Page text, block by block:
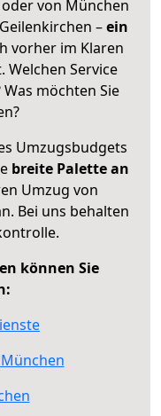
von München
–ein
vorher im Klaren
Welchen Service
möchten Sie
Umzugsbudgets
breite Palette an
Umzug von
Bei uns behalten
können Sie